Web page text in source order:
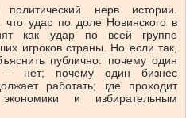
нерв истории.
что удар по доле Новинского в
как удар по всей группе
игроков страны. Но если так,
публично: почему один
— нет; почему один бизнес
работать; где проходит
и избирательным